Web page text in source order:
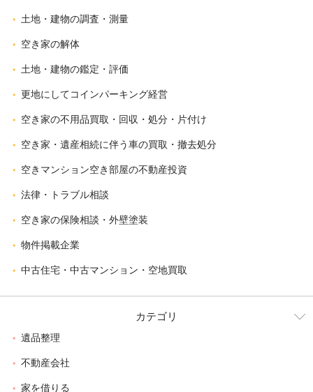
土地・建物の調査・測量
空き家の解体
土地・建物の鑑定・評価
更地にしてコインパーキング経営
空き家の不用品買取・回収・処分・片付け
空き家・遺産相続に伴う車の買取・撤去処分
空きマンション空き部屋の不動産投資
法律・トラブル相談
空き家の保険相談・外壁塗装
物件掲載企業
中古住宅・中古マンション・空地買取
カテゴリ
遺品整理
不動産会社
家を借りる